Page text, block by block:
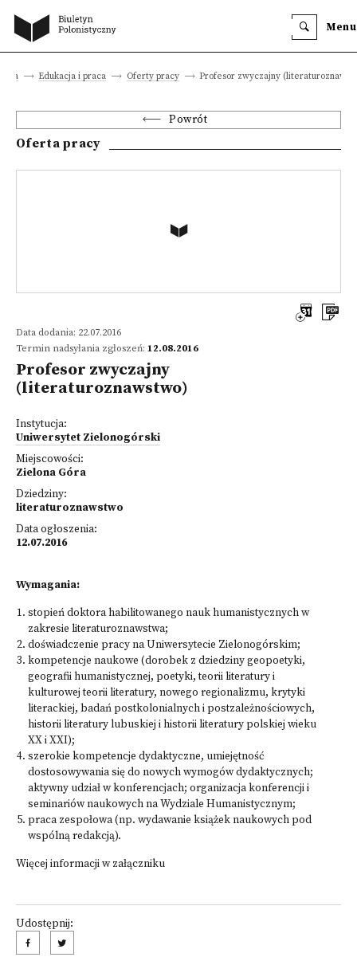
Menu
Edukacja i praca Oferty pracy Profesor zwyczajny
Powrót
Oferta pracy
Data dodania: 22.07.2016
Termin nadsyłania zgłoszeń: 12.08.2016
Profesor zwyczajny
(literaturoznawstwo)
Instytucja:
Uniwersytet Zielonogórski
Miejscowości:
Zielona Góra
Dziedziny:
literaturoznawstwo
Data ogłoszenia:
12.07.2016
Wymagania:
stopień doktora habilitowanego nauk humanistycznych w
zakresie literaturoznawstwa;
doświadczenie pracy na Uniwersytecie Zielonogórskim;
kompetencje naukowe (dorobek z dziedziny geopoetyki,
geografii humanistycznej, poetyki, teorii literatury i
kulturowej teorii literatury, nowego regionalizmu, krytyki
literackiej, badań postkolonialnych i postzależnościowych,
historii literatury lubuskiej i historii literatury polskiej wieku
XX i XXI);
szerokie kompetencje dydaktyczne, umiejętność
dostosowywania się do nowych wymogów dydaktycznych;
aktywny udział w konferencjach; organizacja konferencji i
seminariów naukowych na Wydziale Humanistycznym;
praca zespołowa (np. wydawanie książek naukowych pod
wspólną redakcją).
Więcej informacji w załączniku
Udostępnij: